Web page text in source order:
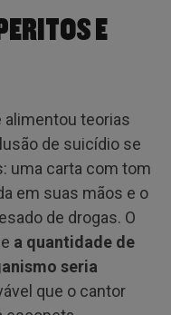
E
alimentou teorias
de suicídio se
uma carta com tom
em suas mãos e o
de drogas. O
a quantidade de
seria
que o cantor